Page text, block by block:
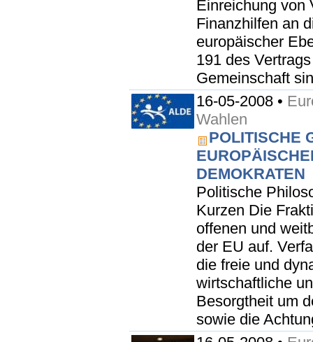
Einreichung von
Finanzhilfen an
europäischer
191 des
Gemeinschaft
16-05-2008 •
Wahlen
POLITISCHE
DEMOKRATEN
Politische
Kurzen Die
offenen und
der EU auf.
die freie und
wirtschaftliche
Besorgtheit um
sowie die